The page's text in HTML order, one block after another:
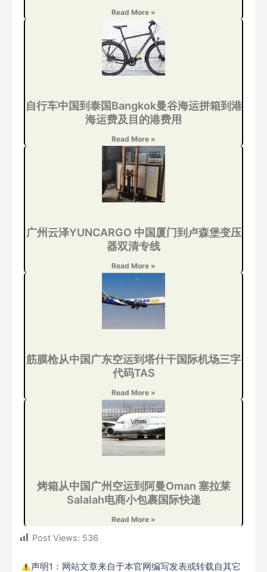
Read More »
自行车中国到泰国Bangkok曼谷海运拼箱到港
海运费及目的港费用
Read More »
广州云泽YUNCARGO 中国厦门到卢森堡变压
器双清专线
Read More »
筋膜枪从中国广东空运到塔什干国际机场三字
代码TAS
Read More »
烤箱从中国广州空运到阿曼Oman 塞拉莱
Salalah电商小包裹国际快递
Read More »
Post Views: 536
声明1：网站文章来自于本官网编写发表或转载自其它